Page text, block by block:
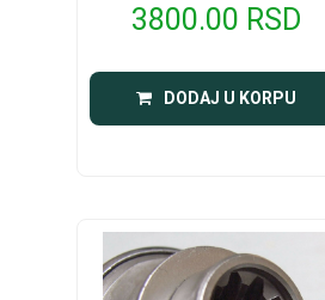
3800.00 RSD
DODAJ U KORPU